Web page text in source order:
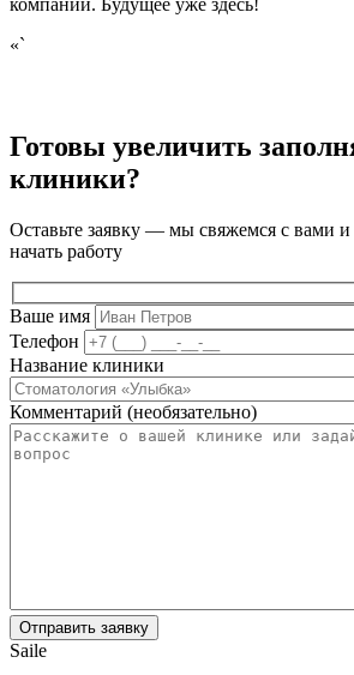
компании. Будущее уже здесь!
«`
Готовы увеличить
клиники?
Оставьте заявку — мы свяжемся с вами и
начать работу
Ваше имя
Телефон
Название клиники
Комментарий (необязательно)
Saile